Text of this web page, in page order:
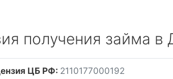
получения займа в
ЦБ РФ: 2110177000192